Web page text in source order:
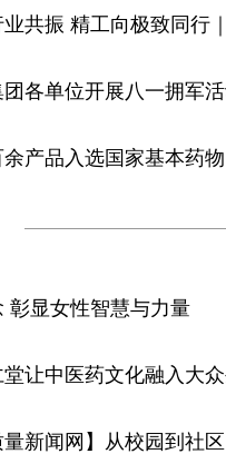
团各单位开展八一拥军
彰显女性智慧与力量
让中医药文化融入大